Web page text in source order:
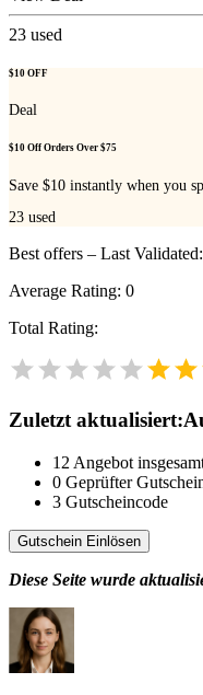
23 used
$10 OFF
Deal
$10 Off Orders Over $75
Save $10 instantly when you
23 used
Best offers – Last
Average Rating: 0
Total Rating:
Zuletzt aktualisiert:
12 Angebot
0 Geprüfter
3 Gutscheincode
Gutschein Einlösen
Diese Seite wurde